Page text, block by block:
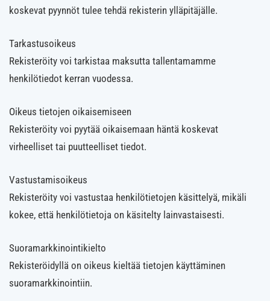
koskevat pyynnöt tulee tehdä rekisterin ylläpitäjälle.
Tarkastusoikeus
Rekisteröity voi tarkistaa maksutta tallentamamme
henkilötiedot kerran vuodessa.
Oikeus tietojen oikaisemiseen
Rekisteröity voi pyytää oikaisemaan häntä koskevat
virheelliset tai puutteelliset tiedot.
Vastustamisoikeus
Rekisteröity voi vastustaa henkilötietojen käsittelyä, mikäli
kokee, että henkilötietoja on käsitelty lainvastaisesti.
Suoramarkkinointikielto
Rekisteröidyllä on oikeus kieltää tietojen käyttäminen
suoramarkkinointiin.